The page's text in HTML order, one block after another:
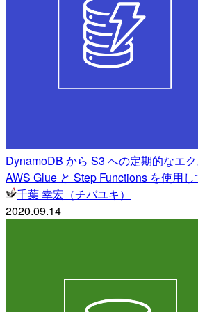
DynamoDB から S3 への定期的なエ
AWS Glue と Step Functions を使用
千葉 幸宏（チバユキ）
2020.09.14